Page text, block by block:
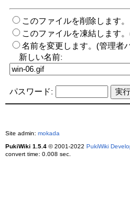
このファイルを削除します。
このファイルを凍結します
名前を変更します。(管理者
新しい名前:
パスワード:
Site admin: mokada
PukiWiki 1.5.4© 2001-2022 PukiWiki
convert time: 0.008 sec.